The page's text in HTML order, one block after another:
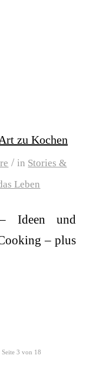
zu Kochen
/ in Stories &
Leben
Ideen und
– plus
Seite 3 von 18